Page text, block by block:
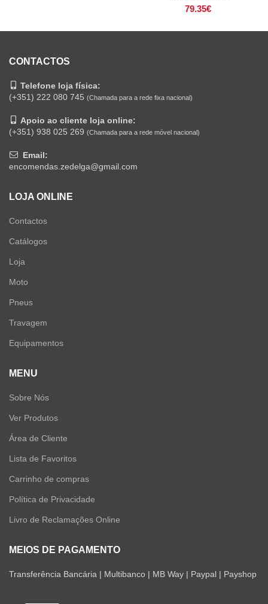
79.35€
CONTACTOS
Telefone loja física:
(+351) 222 080 745 (Chamada para a rede fixa nacional)
Apoio ao cliente loja online:
(+351) 938 025 269 (Chamada para a rede móvel nacional)
Email:
encomendas.zedelga@gmail.com
LOJA ONLINE
Contactos
Catálogos
Loja
Moto
Pneus
Travagem
Equipamentos
MENU
Sobre Nós
Ver Produtos
Área de Cliente
Lista de Favoritos
Carrinho de compras
Política de Privacidade
Livro de Reclamações Online
MEIOS DE PAGAMENTO
Transferência Bancária | Multibanco | MB Way | Paypal | Payshop